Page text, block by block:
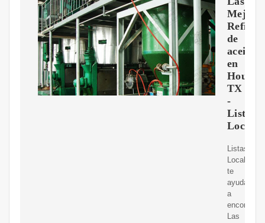
de
aceite
en
TX
-
Listas
Locales
Listas
Locales
te
ayuda
a
encontrar
Las